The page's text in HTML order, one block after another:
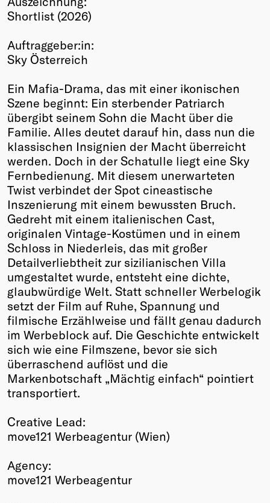
Winners
Past
Annual
Shortlist (2026)
Auftraggeber:in:
Sky Österreich
Ein Mafia-Drama, das mit einer ikonischen
Szene beginnt: Ein sterbender Patriarch
übergibt seinem Sohn die Macht über die
Familie. Alles deutet darauf hin, dass nun die
klassischen Insignien der Macht überreicht
werden. Doch in der Schatulle liegt eine Sky
Fernbedienung. Mit diesem unerwarteten
Twist verbindet der Spot cineastische
Inszenierung mit einem bewussten Bruch.
Gedreht mit einem italienischen Cast,
originalen Vintage-Kostümen und in einem
Schloss in Niederleis, das mit großer
Detailverliebtheit zur sizilianischen Villa
umgestaltet wurde, entsteht eine dichte,
glaubwürdige Welt. Statt schneller Werbelogik
setzt der Film auf Ruhe, Spannung und
filmische Erzählweise und fällt genau dadurch
im Werbeblock auf. Die Geschichte entwickelt
sich wie eine Filmszene, bevor sie sich
überraschend auflöst und die
Markenbotschaft „Mächtig einfach“ pointiert
transportiert.
Creative Lead:
move121 Werbeagentur (Wien)
Agency:
move121 Werbeagentur